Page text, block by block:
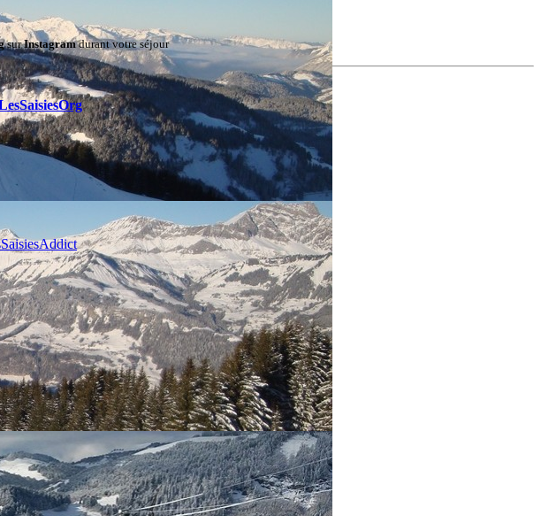
surInstagramdurant votre séjour